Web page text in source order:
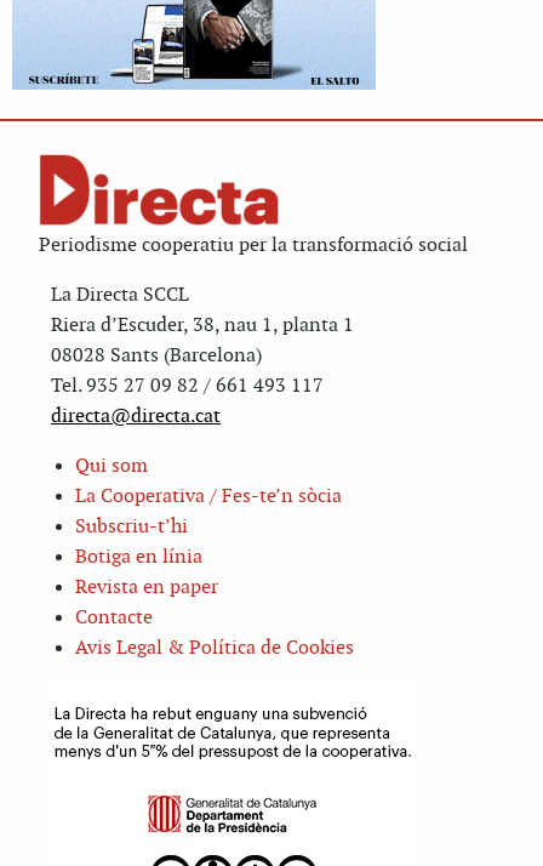
Periodisme cooperatiu per la transformació social
La Directa SCCL
Riera d’Escuder, 38, nau 1, planta 1
08028 Sants (Barcelona)
Tel. 935 27 09 82 / 661 493 117
directa@directa.cat
Qui som
La Cooperativa / Fes-te’n sòcia
Subscriu-t’hi
Botiga en línia
Revista en paper
Contacte
Avis Legal & Política de Cookies